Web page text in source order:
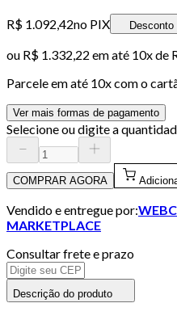
R$ 1.092,42no PIX Desconto
ou R$ 1.332,22 em até 10x de
Parcele em até 10x com o
Ver mais formas de pagamento
Selecione ou digite a
COMPRAR AGORA
Vendido e entregue por:
MARKETPLACE
Consultar frete e prazo
Descrição do produto